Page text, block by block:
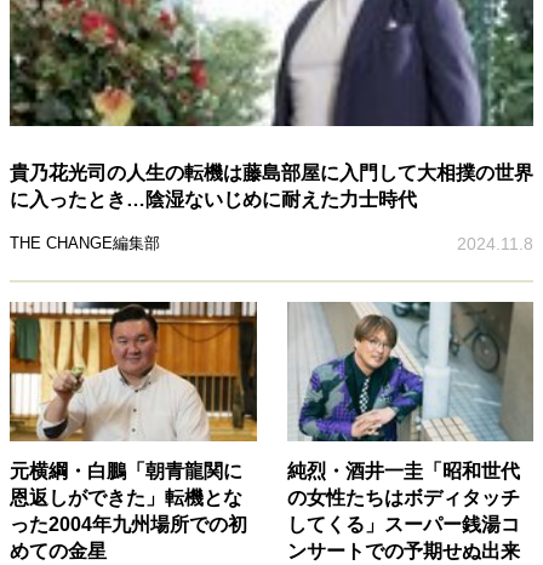
貴乃花光司の人生の転機は藤島部屋に入門して大相撲の世界
に入ったとき…陰湿ないじめに耐えた力士時代
THE CHANGE編集部 2024.11.8
元横綱・白鵬「朝青龍関に
恩返しができた」転機とな
った2004年九州場所での初
めての金星
純烈・酒井一圭「昭和世代
の女性たちはボディタッチ
してくる」スーパー銭湯コ
ンサートでの予期せぬ出来